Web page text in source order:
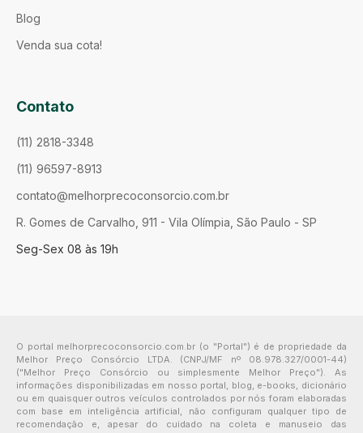
Blog
Venda sua cota!
Contato
(11) 2818-3348
(11) 96597-8913
contato@melhorprecoconsorcio.com.br
R. Gomes de Carvalho, 911 - Vila Olímpia, São Paulo - SP
Seg-Sex 08 às 19h
O portal melhorprecoconsorcio.com.br (o "Portal") é de propriedade da
Melhor Preço Consórcio LTDA. (CNPJ/MF nº 08.978.327/0001-44)
("Melhor Preço Consórcio ou simplesmente Melhor Preço"). As
informações disponibilizadas em nosso portal, blog, e-books, dicionário
ou em quaisquer outros veículos controlados por nós foram elaboradas
com base em inteligência artificial, não configuram qualquer tipo de
recomendação e, apesar do cuidado na coleta e manuseio das